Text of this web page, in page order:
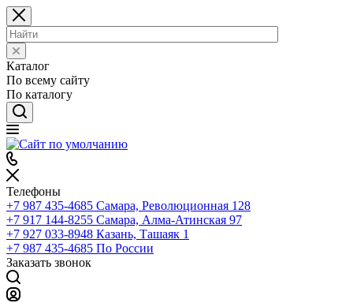
Каталог
По всему сайту
По каталогу
Телефоны
+7 987 435-4685 Самара, Революционная 128
+7 917 144-8255 Самара, Алма-Атинская 97
+7 927 033-8948 Казань, Ташаяк 1
+7 987 435-4685 По России
Заказать звонок